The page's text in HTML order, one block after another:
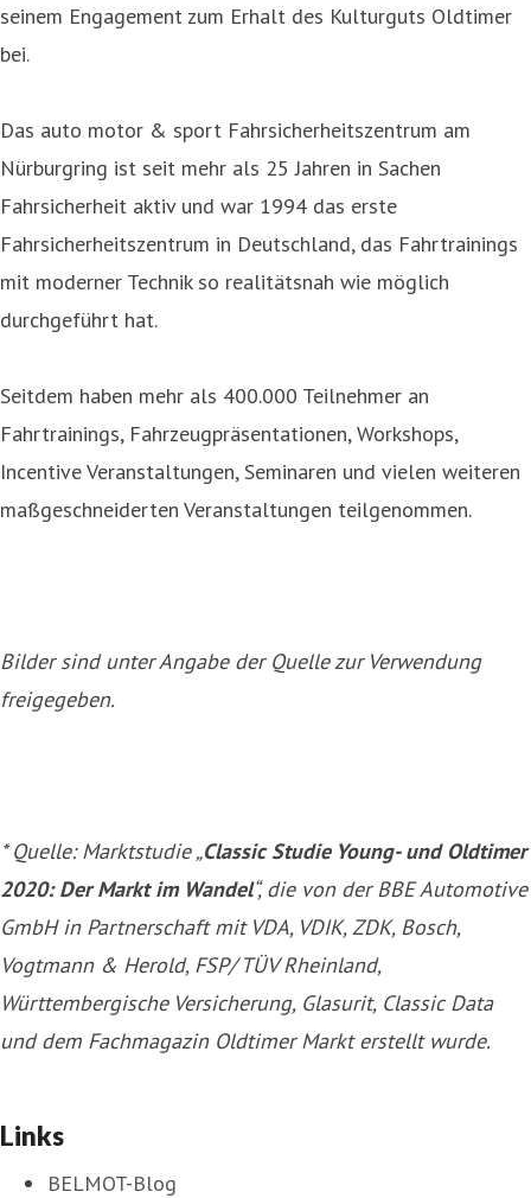
seinem Engagement zum Erhalt des Kulturguts Oldtimer
bei.
Das auto motor & sport Fahrsicherheitszentrum am
Nürburgring ist seit mehr als 25 Jahren in Sachen
Fahrsicherheit aktiv und war 1994 das erste
Fahrsicherheitszentrum in Deutschland, das Fahrtrainings
mit moderner Technik so realitätsnah wie möglich
durchgeführt hat.
Seitdem haben mehr als 400.000 Teilnehmer an
Fahrtrainings, Fahrzeugpräsentationen, Workshops,
Incentive Veranstaltungen, Seminaren und vielen weiteren
maßgeschneiderten Veranstaltungen teilgenommen.
Bilder sind unter Angabe der Quellezur Verwendung
freigegeben.
* Quelle: Marktstudie „Classic Studie Young- und Oldtimer
2020: Der Markt im Wandel“, die von der BBE Automotive
GmbH in Partnerschaft mit VDA, VDIK, ZDK, Bosch,
Vogtmann & Herold, FSP/ TÜV Rheinland,
Württembergische Versicherung, Glasurit, Classic Data
und dem Fachmagazin Oldtimer Markt erstellt wurde.
Links
BELMOT-Blog